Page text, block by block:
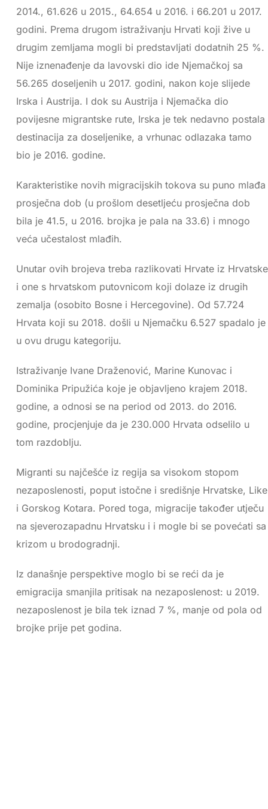
2014., 61.626 u 2015., 64.654 u 2016. i 66.201 u 2017.
godini. Prema drugom istraživanju Hrvati koji žive u
drugim zemljama mogli bi predstavljati dodatnih 25 %.
Nije iznenađenje da lavovski dio ide Njemačkoj sa
56.265 doseljenih u 2017. godini, nakon koje slijede
Irska i Austrija. I dok su Austrija i Njemačka dio
povijesne migrantske rute, Irska je tek nedavno postala
destinacija za doseljenike, a vrhunac odlazaka tamo
bio je 2016. godine.
Karakteristike novih migracijskih tokova su puno mlađa
prosječna dob (u prošlom desetljeću prosječna dob
bila je 41.5, u 2016. brojka je pala na 33.6) i mnogo
veća učestalost mlađih.
Unutar ovih brojeva treba razlikovati Hrvate iz Hrvatske
i one s hrvatskom putovnicom koji dolaze iz drugih
zemalja (osobito Bosne i Hercegovine). Od 57.724
Hrvata koji su 2018. došli u Njemačku 6.527 spadalo je
u ovu drugu kategoriju.
Istraživanje Ivane Draženović, Marine Kunovac i
Dominika Pripužića koje je objavljeno krajem 2018.
godine, a odnosi se na period od 2013. do 2016.
godine, procjenjuje da je 230.000 Hrvata odselilo u
tom razdoblju.
Migranti su najčešće iz regija sa visokom stopom
nezaposlenosti, poput istočne i središnje Hrvatske, Like
i Gorskog Kotara. Pored toga, migracije također utječu
na sjeverozapadnu Hrvatsku i i mogle bi se povećati sa
krizom u brodogradnji.
Iz današnje perspektive moglo bi se reći da je
emigracija smanjila pritisak na nezaposlenost: u 2019.
nezaposlenost je bila tek iznad 7 %, manje od pola od
brojke prije pet godina.